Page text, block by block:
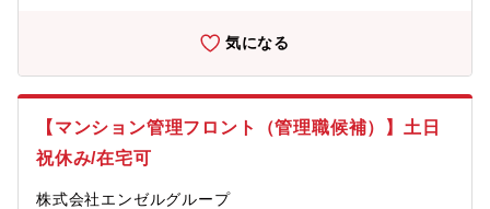
気になる
【マンション管理フロント（管理職候補）】土日
祝休み/在宅可
株式会社エンゼルグループ